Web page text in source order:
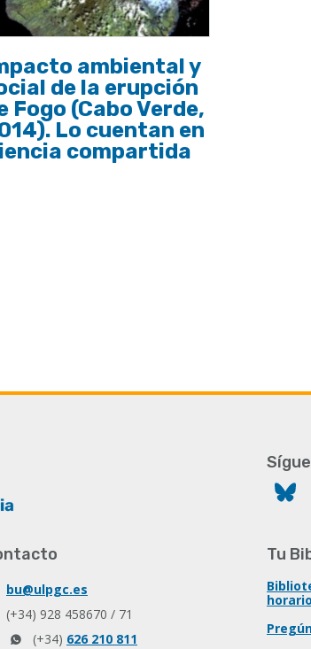
ambiental y
de la erupción
Fogo (Cabo Verde,
Lo cuentan en
compartida
bu@ulpgc.es
(+34) 928 458670 / 71
(+34) 626 210 811
Tu